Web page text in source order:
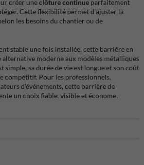
créer uneclôture continue parfaitement
Cette flexibilité permet d’ajuster la
les besoins du chantier ou de
stable une fois installée, cette barrière en
moderne aux modèles métalliques
simple, sa durée de vie est longue et son coût
compétitif. Pour les professionnels,
d’événements, cette barrière de
un choix fiable, visible et économe.